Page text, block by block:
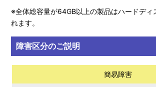
※全体総容量が64GB以上の製品はハードディ
れます。
障害区分のご説明
簡易障害